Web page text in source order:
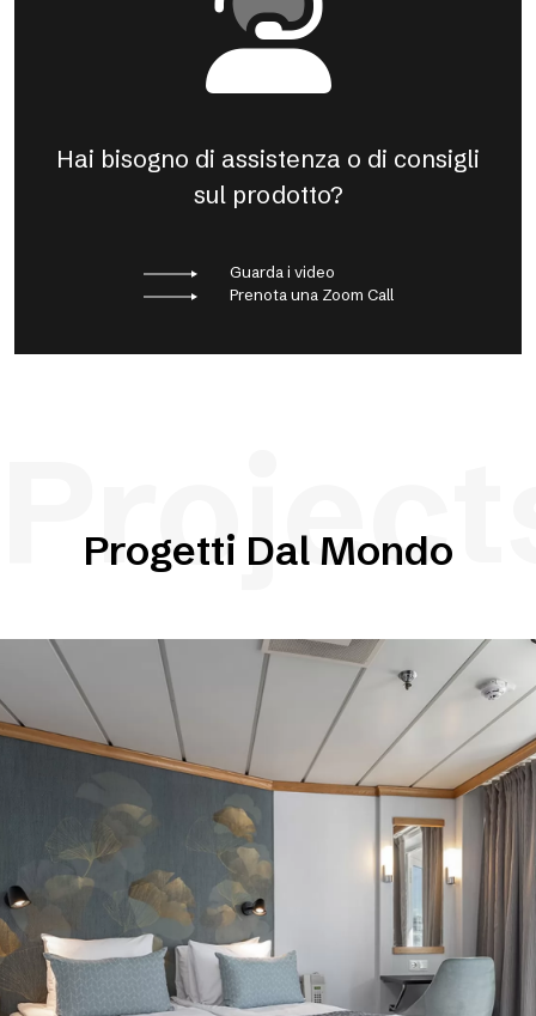
Hai bisogno di assistenza o di consigli
sul prodotto?
Guarda i video
Prenota una Zoom Call
Progetti Dal Mondo